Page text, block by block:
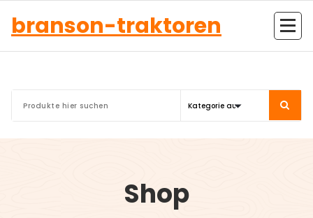
Inhalt
springen
branson-traktoren
Shop